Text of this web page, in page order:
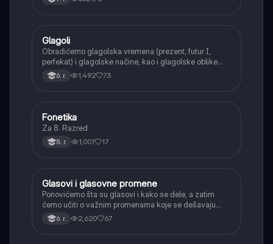
Srpski jezik
Glagoli
Obradićemo glagolska vremena (prezent, futur I,
perfekat) i glagolske načine, kao i glagolske oblike
(infinitiv, glagolski pridevi i prilozi) i glagolski vid
(svršeni i nesvršeni).
6. r. 1,492 73
Srpski jezik
Fonetika
Za 8. Razred
8. r. 1,001 17
Srpski jezik
Glasovi i glasovne promene
Ponovićemo šta su glasovi i kako se dele, a zatim
ćemo učiti o važnim promenama koje se dešavaju
kada se glasovi nađu jedan pored drugog u rečima
(npr. jednačenje suglasnika po zvučnosti i mestu
6. r. 2,620 67